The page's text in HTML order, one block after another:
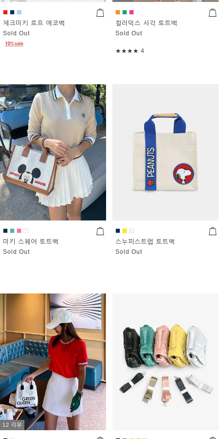
체크미키 로프 에코백
Sold Out
컬러믹스 사각 토트백
Sold Out
★★★★ 4
미키 스퀘어 토트백
Sold Out
스누피스트랩 토트백
Sold Out
12 리뷰